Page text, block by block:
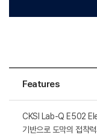
Features
CKSI Lab-Q E502
기반으로 도막의 접착